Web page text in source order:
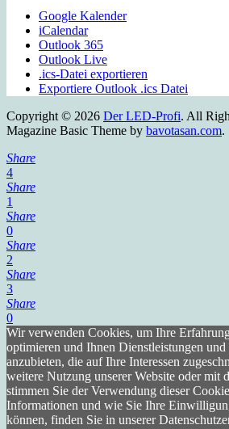
Google Kalender
iCalendar
Outlook 365
Outlook Live
.ics-Datei exportieren
Exportiere Outlook .ics Datei
Copyright © 2026 Der LED-Profi. All
Magazine Basic Theme by bavotasan.com.
Share
4
Share
1
Share
0
Share
2
Share
3
Share
0
Wir verwenden Cookies, um Ihre
optimieren und Ihnen Dienstleistungen
anzubieten, die auf Ihre Interessen
weitere Nutzung unserer Website oder mit
stimmen Sie der Verwendung dieser
Informationen und wie Sie Ihre
können, finden Sie in unserer